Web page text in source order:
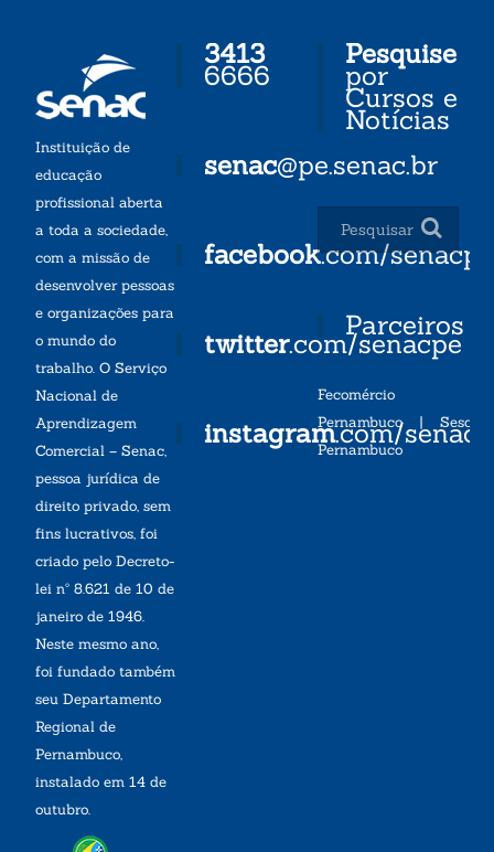
Instituição de
educação
profissional aberta
a toda a sociedade,
com a missão de
desenvolver pessoas
e organizações para
o mundo do
trabalho. O Serviço
Nacional de
Aprendizagem
Comercial – Senac,
pessoa jurídica de
direito privado, sem
fins lucrativos, foi
criado pelo Decreto-
lei nº 8.621 de 10 de
janeiro de 1946.
Neste mesmo ano,
foi fundado também
seu Departamento
Regional de
Pernambuco,
instalado em 14 de
outubro.
3413
6666
senac@pe.senac.br
facebook.com/senacpe
twitter.com/senacpe
instagram.com/
Pesquise
por
Cursos e
Notícias
Parceiros
Fecomércio
Pernambuco| Sesc
Pernambuco